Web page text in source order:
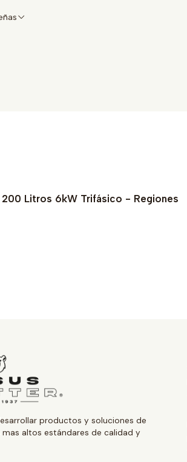
Litros 6kW Trifásico - Regiones
productos y soluciones de
mas altos estándares de calidad y